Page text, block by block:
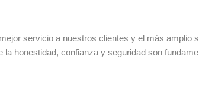
servicio a nuestros clientes y el más amplio
honestidad, confianza y seguridad son